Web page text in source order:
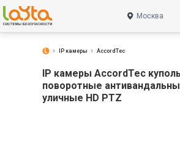
Москва
IP камеры AccordTec
IP камеры AccordTec
поворотные
уличные HD PTZ